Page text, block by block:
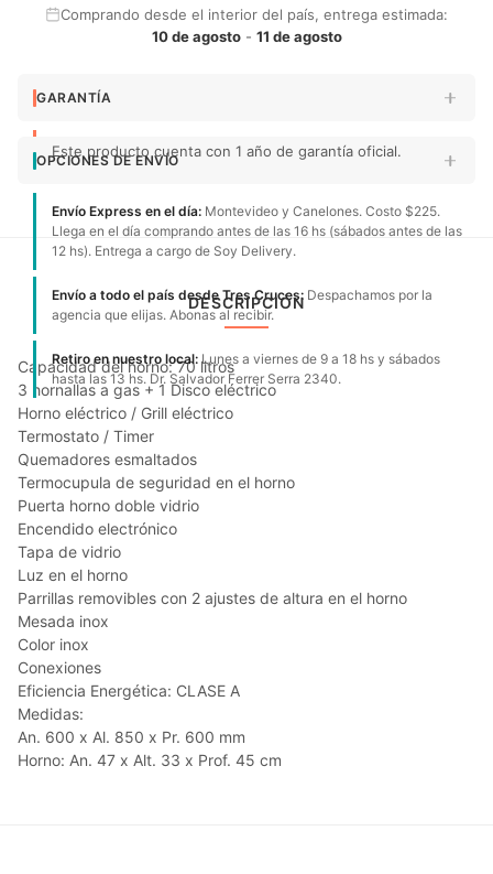
Comprando desde el interior del país, entrega estimada:
10 de agosto- 11 de agosto
GARANTÍA
Este producto cuenta con 1 año de garantía oficial.
OPCIONES DE ENVÍO
Envío Express en el día: Montevideo y Canelones. Costo $225.
Llega en el día comprando antes de las 16 hs (sábados antes de las
12 hs). Entrega a cargo de Soy Delivery.
Envío a todo el país desde Tres Cruces: Despachamos por la
agencia que elijas. Abonas al recibir.
Retiro en nuestro local: Lunes a viernes de 9 a 18 hs y sábados
hasta las 13 hs. Dr. Salvador Ferrer Serra 2340.
DESCRIPCIÓN
Capacidad del horno: 70 litros
3 hornallas a gas + 1 Disco eléctrico
Horno eléctrico / Grill eléctrico
Termostato / Timer
Quemadores esmaltados
Termocupula de seguridad en el horno
Puerta horno doble vidrio
Encendido electrónico
Tapa de vidrio
Luz en el horno
Parrillas removibles con 2 ajustes de altura en el horno
Mesada inox
Color inox
Conexiones
Eficiencia Energética: CLASE A
Medidas:
An. 600 x Al. 850 x Pr. 600 mm
Horno: An. 47 x Alt. 33 x Prof. 45 cm